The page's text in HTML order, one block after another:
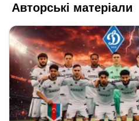
Авторські матеріали